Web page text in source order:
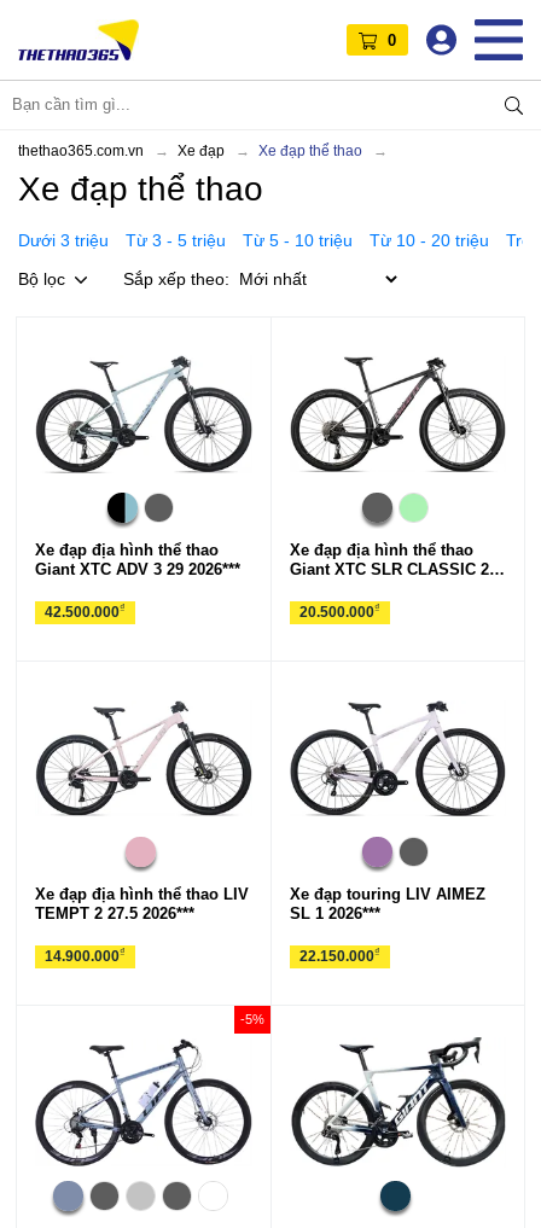
0
thethao365.com.vn Xe đạp Xe đạp thể thao
Xe đạp thể thao
Dưới 3 triệu Từ 3 - 5 triệu Từ 5 - 10 triệu Từ 10 - 20 triệu
Bộ lọc
Sắp xếp theo:
Xe đạp địa hình thể thao
Giant XTC ADV 3 29 2026***
42.500.000₫
Xe đạp địa hình thể thao
Giant XTC SLR CLASSIC 29
20.500.000₫
Xe đạp địa hình thể thao LIV
TEMPT 2 27.5 2026***
14.900.000₫
Xe đạp touring LIV AIMEZ
SL 1 2026***
22.150.000₫
-5%